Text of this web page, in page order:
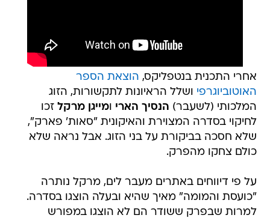
אחרי התכנית בנטפליקס, הוצאת הספר
האוטוביוגרפי ושלל הראיונות לתקשורות, הזוג
המלכותי (לשעבר) הנסיך הארי ומייגן מרקל זכו
לחיקוי בסדרה המצוירת והאיקונית "סאות' פארק",
שלא חסכה בביקורת על בני הזוג. אבל נראה שלא
כולם צחקו מהפרק.
על פי דיווחים באתרים מעבר לים, מרקל נותרה
"כועסת והמומה" מאיך שהיא ובעלה הוצגו בסדרה.
למרות שבפרק ששודר הם לא הוצגו במפורש